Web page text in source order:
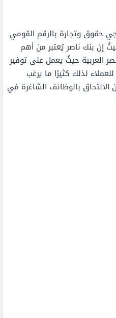
حقوق وتجارة بالرقم القومي
إن بنك ناصر يُعتبر من أهم
العربية حيثُ يعمل على توفير
لذلك كثيرًا ما يرغب
الالتحاق بالوظائف الشاغرة في